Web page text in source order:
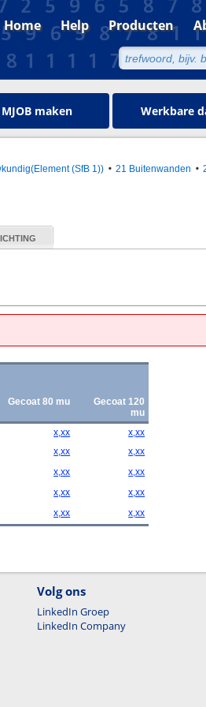
Home Help Producten
MJOB maken Werkbare
(SfB 1)) 21 Buitenwanden
Gecoat 80 mu
Gecoat 120
mu
x,xx
x,xx
x,xx
x,xx
x,xx
x,xx
x,xx
x,xx
x,xx x,xx
Volg ons
LinkedIn Groep
LinkedIn Company